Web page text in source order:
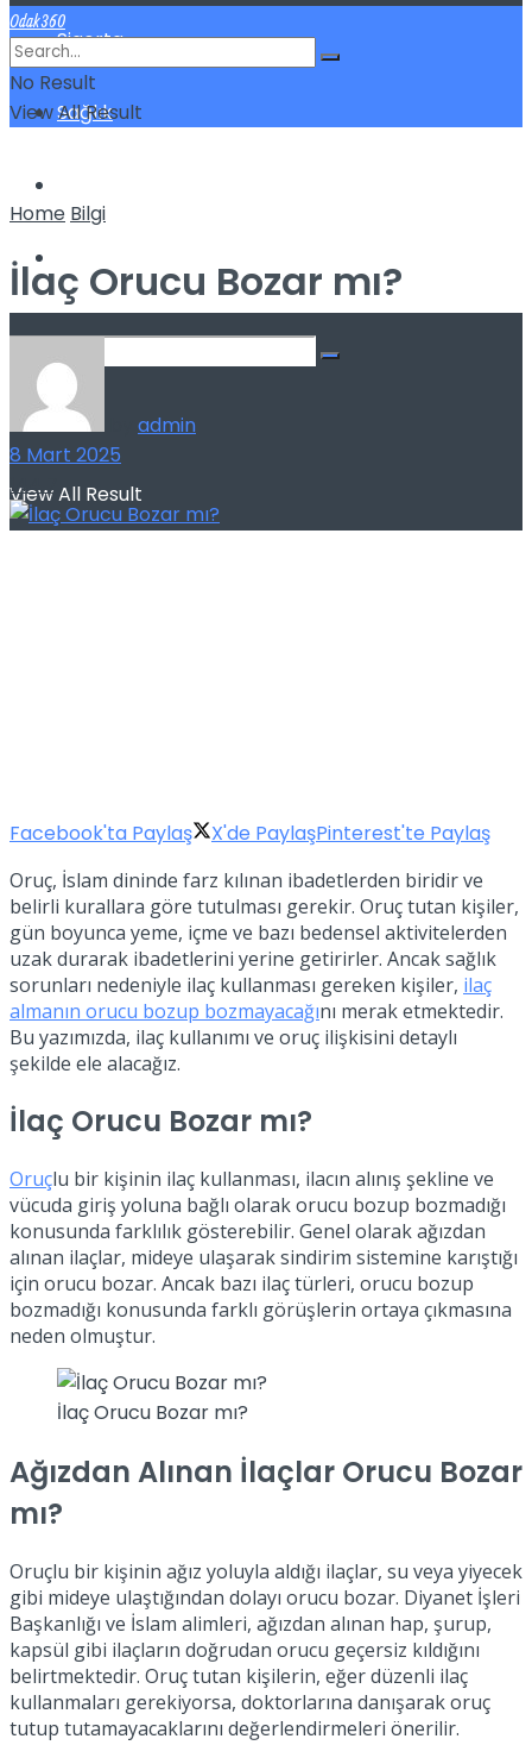
Sigorta
Sağlık
No Result
View All Result
Odak360
No Result
View All Result
Home Bilgi
İlaç Orucu Bozar mı?
admin
8 Mart 2025
144 7
Facebook'ta Paylaş X'de PaylaşPinterest'te Paylaş
Oruç, İslam dininde farz kılınan ibadetlerden biridir ve
belirli kurallara göre tutulması gerekir. Oruç tutan kişiler,
gün boyunca yeme, içme ve bazı bedensel aktivitelerden
uzak durarak ibadetlerini yerine getirirler. Ancak sağlık
sorunları nedeniyle ilaç kullanması gereken kişiler, ilaç
almanın orucu bozup bozmayacağını merak etmektedir.
Bu yazımızda, ilaç kullanımı ve oruç ilişkisini detaylı
şekilde ele alacağız.
İlaç Orucu Bozar mı?
Oruçlu bir kişinin ilaç kullanması, ilacın alınış şekline ve
vücuda giriş yoluna bağlı olarak orucu bozup bozmadığı
konusunda farklılık gösterebilir. Genel olarak ağızdan
alınan ilaçlar, mideye ulaşarak sindirim sistemine karıştığı
için orucu bozar. Ancak bazı ilaç türleri, orucu bozup
bozmadığı konusunda farklı görüşlerin ortaya çıkmasına
neden olmuştur.
İlaç Orucu Bozar mı?
Ağızdan Alınan İlaçlar Orucu Bozar
mı?
Oruçlu bir kişinin ağız yoluyla aldığı ilaçlar, su veya yiyecek
gibi mideye ulaştığından dolayı orucu bozar. Diyanet İşleri
Başkanlığı ve İslam alimleri, ağızdan alınan hap, şurup,
kapsül gibi ilaçların doğrudan orucu geçersiz kıldığını
belirtmektedir. Oruç tutan kişilerin, eğer düzenli ilaç
kullanmaları gerekiyorsa, doktorlarına danışarak oruç
tutup tutamayacaklarını değerlendirmeleri önerilir.